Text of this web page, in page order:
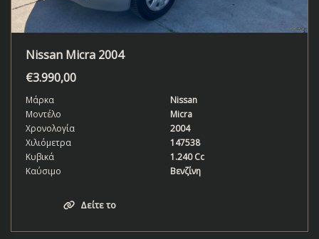
Nissan Micra 2004
€3.990,00
Μάρκα
Nissan
Μοντέλο
Micra
Χρονολογία
2004
Χιλιόμετρα
147538
Κυβικά
1.240 Cc
Καύσιμο
Βενζίνη
Δείτε το